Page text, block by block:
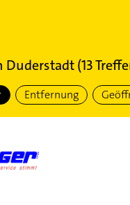
Duderstadt(13
Entfernung